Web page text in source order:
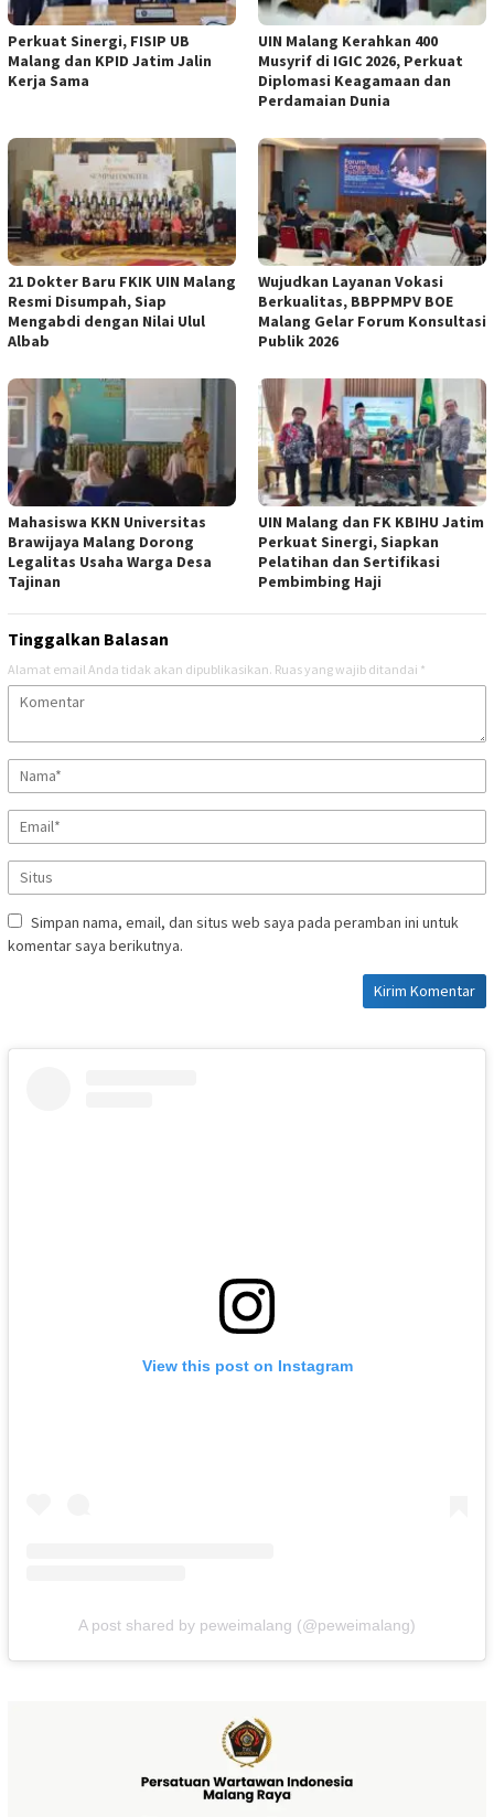
Perkuat Sinergi, FISIP UB
Malang dan KPID Jatim Jalin
Kerja Sama
UIN Malang Kerahkan 400
Musyrif di IGIC 2026, Perkuat
Diplomasi Keagamaan dan
Perdamaian Dunia
21 Dokter Baru FKIK UIN Malang
Resmi Disumpah, Siap
Mengabdi dengan Nilai Ulul
Albab
Wujudkan Layanan Vokasi
Berkualitas, BBPPMPV BOE
Malang Gelar Forum Konsultasi
Publik 2026
Mahasiswa KKN Universitas
Brawijaya Malang Dorong
Legalitas Usaha Warga Desa
Tajinan
UIN Malang dan FK KBIHU Jatim
Perkuat Sinergi, Siapkan
Pelatihan dan Sertifikasi
Pembimbing Haji
Tinggalkan Balasan
Alamat email Anda tidak akan dipublikasikan. Ruas yang wajib ditandai *
Simpan nama, email, dan situs web saya pada peramban ini untuk
komentar saya berikutnya.
View this post on Instagram
A post shared by peweimalang (@peweimalang)